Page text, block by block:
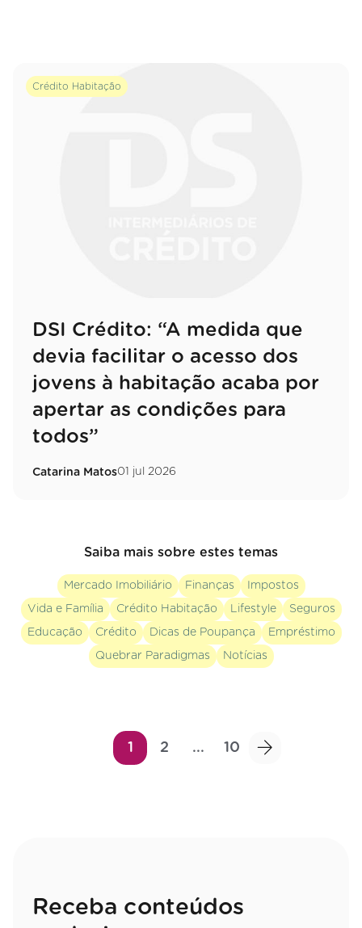
Crédito Habitação
DSI Crédito: “A medida que
devia facilitar o acesso dos
jovens à habitação acaba por
apertar as condições para
todos”
Catarina Matos01 jul 2026
Saiba mais sobre estes temas
Mercado Imobiliário Finanças Impostos
Vida e Família Crédito Habitação Lifestyle Seguros
Educação Crédito Dicas de Poupança Empréstimo
Quebrar Paradigmas Notícias
1 2 ... 10
Receba conteúdos